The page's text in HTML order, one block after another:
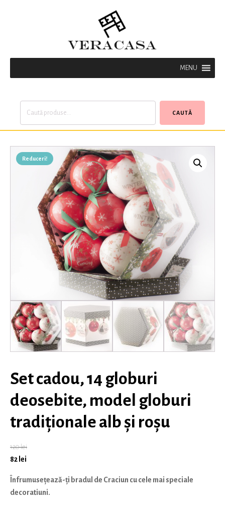
MENU
Caută
CAUTĂ
Reduceri!
Set cadou, 14 globuri
deosebite, model globuri
tradiționale alb și roșu
120lei
82lei
Înfrumusețează-ți bradul de Craciun cu cele mai speciale
decoratiuni.